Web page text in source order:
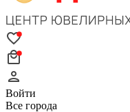
Войти
Все города